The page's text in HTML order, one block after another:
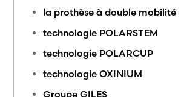
la prothèse à double mobilité
technologie POLARSTEM
technologie POLARCUP
technologie OXINIUM
Groupe GILES